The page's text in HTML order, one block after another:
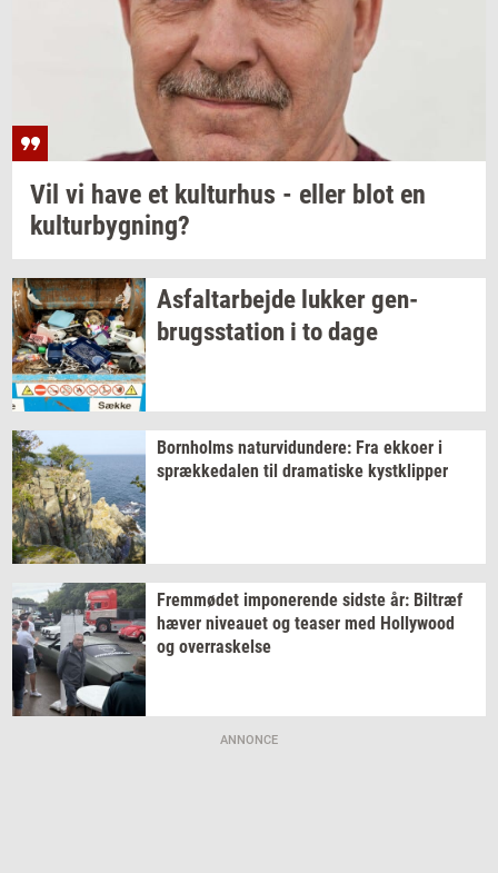
Vil vi have et kul­tur­hus - eller blot en
kul­tur­byg­ning?
As­fal­t­ar­bej­de luk­kergen­
brugs­sta­tion i to dage
Born­holms na­tur­vi­dun­de­re: Fra ek­ko­er i
spræk­ke­da­len til dra­ma­ti­ske kyst­klip­per
Frem­mø­det im­po­ne­ren­de sid­ste år: Bil­træf
hæver ni­veau­et og tea­ser med Hol­lywood
og over­ra­skel­se
ANNONCE